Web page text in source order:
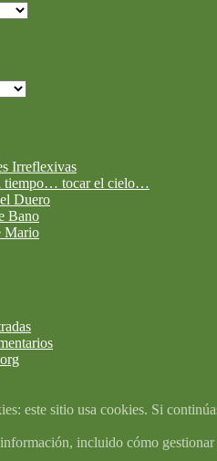
Irreflexivas
tiempo… tocar el cielo…
Duero
Bano
Mario
este sitio usa cookies. Si
incluido cómo